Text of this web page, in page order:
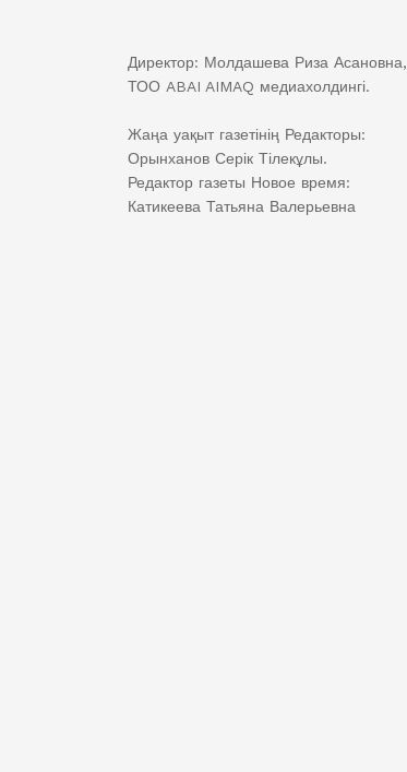
Директор: Молдашева Риза Асановна,
ТОО ABAI AIMAQ медиахолдингі.
Жаңа уақыт газетінің Редакторы:
Орынханов Серік Тілекұлы.
Редактор газеты Новое время:
Катикеева Татьяна Валерьевна